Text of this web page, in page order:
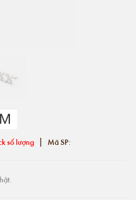
số lượng | Mã SP: